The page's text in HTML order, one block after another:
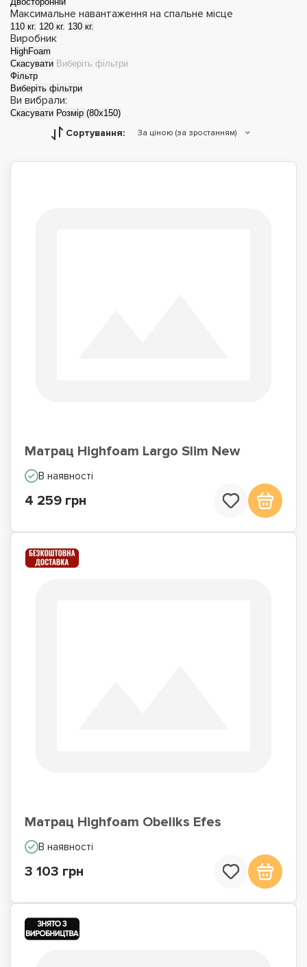
зима-літо
Максимальне навантаження на спальне місце
110 кг. 120 кг. 130 кг.
Виробник
HighFoam
Скасувати Виберіть фільтри
Фільтр
Виберіть фільтри
Ви вибрали:
Скасувати Розмір (80x150)
Сортування: За ціною (за зростанням)
Матрац Highfoam Largo Slim New
В наявності
4 259 грн
Матрац Highfoam Obeliks Efes
В наявності
3 103 грн